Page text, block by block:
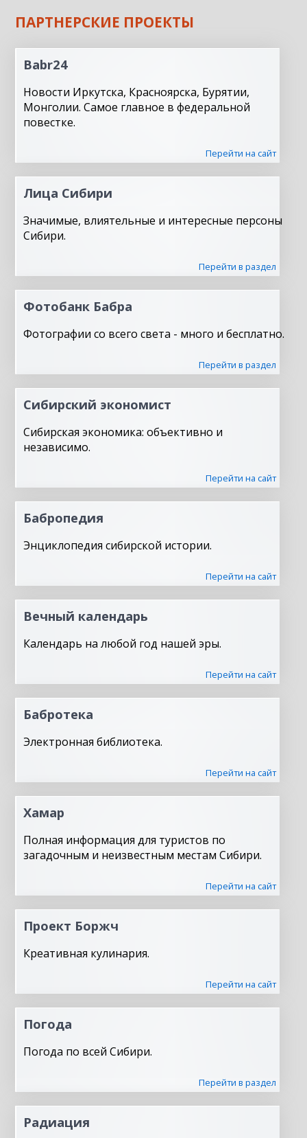
ПАРТНЕРСКИЕ ПРОЕКТЫ
Babr24
Новости Иркутска, Красноярска, Бурятии,
Монголии. Самое главное в федеральной
повестке.
Перейти на сайт
Лица Сибири
Значимые, влиятельные и интересные персоны
Сибири.
Перейти в раздел
Фотобанк Бабра
Фотографии со всего света - много и бесплатно.
Перейти в раздел
Сибирский экономист
Сибирская экономика: объективно и
независимо.
Перейти на сайт
Бабропедия
Энциклопедия сибирской истории.
Перейти на сайт
Вечный календарь
Календарь на любой год нашей эры.
Перейти на сайт
Бабротека
Электронная библиотека.
Перейти на сайт
Хамар
Полная информация для туристов по
загадочным и неизвестным местам Сибири.
Перейти на сайт
Проект Боржч
Креативная кулинария.
Перейти на сайт
Погода
Погода по всей Сибири.
Перейти в раздел
Радиация